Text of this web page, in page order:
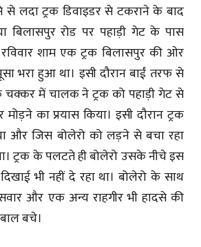
लदा ट्रक डिवाइडर से टकराने के बाद
बिलासपुर रोड पर पहाड़ी गेट के पास
शाम एक ट्रक बिलासपुर की ओर
भरा हुआ था। इसी दौरान बाईं तरफ से
में चालक ने ट्रक को पहाड़ी गेट से
का प्रयास किया। इसी दौरान ट्रक
और जिस बोलेरो को लड़ने से बचा रहा
ट्रक के पलटते ही बोलेरो उसके नीचे इस
भी नहीं दे रहा था। बोलेरो के साथ
और एक अन्य राहगीर भी हादसे की
बचे।